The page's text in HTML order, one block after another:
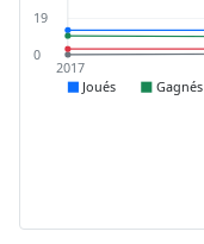
19
0
2017
Joués Gagnés